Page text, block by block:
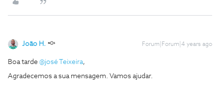
João H. Forum|Forum|4 years ago
Boa tarde @josé Teixeira,
Agradecemos a sua mensagem. Vamos ajudar.